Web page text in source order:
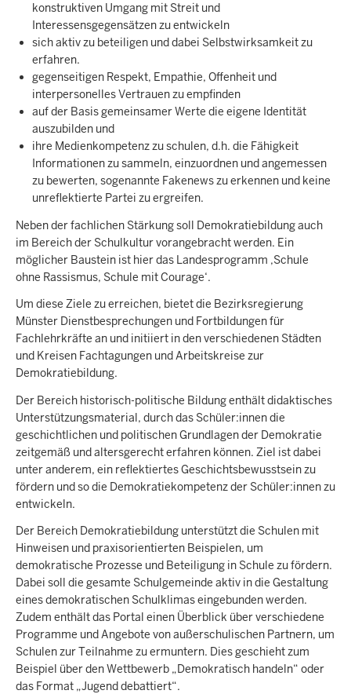
konstruktiven Umgang mit Streit und
Interessensgegensätzen zu entwickeln
sich aktiv zu beteiligen und dabei Selbstwirksamkeit zu
erfahren.
gegenseitigen Respekt, Empathie, Offenheit und
interpersonelles Vertrauen zu empfinden
auf der Basis gemeinsamer Werte die eigene Identität
auszubilden und
ihre Medienkompetenz zu schulen, d.h. die Fähigkeit
Informationen zu sammeln, einzuordnen und angemessen
zu bewerten, sogenannte Fakenews zu erkennen und keine
unreflektierte Partei zu ergreifen.
Neben der fachlichen Stärkung soll Demokratiebildung auch
im Bereich der Schulkultur vorangebracht werden. Ein
möglicher Baustein ist hier das Landesprogramm ‚Schule
ohne Rassismus, Schule mit Courage‘.
Um diese Ziele zu erreichen, bietet die Bezirksregierung
Münster Dienstbesprechungen und Fortbildungen für
Fachlehrkräfte an und initiiert in den verschiedenen Städten
und Kreisen Fachtagungen und Arbeitskreise zur
Demokratiebildung.
Der Bereich historisch-politische Bildung enthält didaktisches
Unterstützungsmaterial, durch das Schüler:innen die
geschichtlichen und politischen Grundlagen der Demokratie
zeitgemäß und altersgerecht erfahren können. Ziel ist dabei
unter anderem, ein reflektiertes Geschichtsbewusstsein zu
fördern und so die Demokratiekompetenz der Schüler:innen zu
entwickeln.
Der Bereich Demokratiebildung unterstützt die Schulen mit
Hinweisen und praxisorientierten Beispielen, um
demokratische Prozesse und Beteiligung in Schule zu fördern.
Dabei soll die gesamte Schulgemeinde aktiv in die Gestaltung
eines demokratischen Schulklimas eingebunden werden.
Zudem enthält das Portal einen Überblick über verschiedene
Programme und Angebote von außerschulischen Partnern, um
Schulen zur Teilnahme zu ermuntern. Dies geschieht zum
Beispiel über den Wettbewerb „Demokratisch handeln“ oder
das Format „Jugend debattiert“.